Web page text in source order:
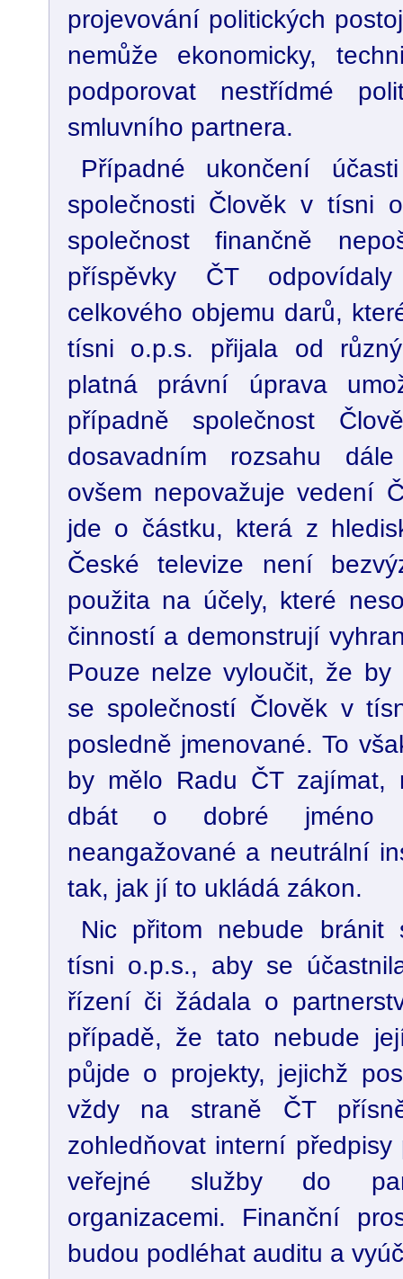
projevování politických
nemůže ekonomicky,
podporovat nestřídmé
smluvního partnera.
Případné ukončení
společnosti Člověk v tísni
společnost finančně
příspěvky ČT
celkového objemu darů,
tísni o.p.s. přijala od
platná právní úprava
případně společnost
dosavadním rozsahu
ovšem nepovažuje vedení
jde o částku, která z
České televize není
použita na účely, které
činností a demonstrují
Pouze nelze vyloučit, že
se společností Člověk v
posledně jmenované. To
by mělo Radu ČT zajímat,
dbát o dobré jméno
neangažované a neutrální
tak, jak jí to ukládá zákon.
Nic přitom nebude bránit
tísni o.p.s., aby se
řízení či žádala o
případě, že tato nebude
půjde o projekty, jejichž
vždy na straně ČT
zohledňovat interní
veřejné služby do
organizacemi. Finanční
budou podléhat auditu a